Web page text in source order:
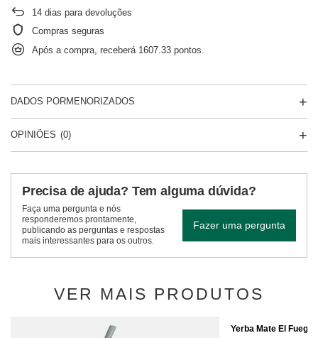
14 dias para devoluções
Compras seguras
Após a compra, receberá 1607.33 pontos.
DADOS PORMENORIZADOS
OPINIÕES (0)
Precisa de ajuda? Tem alguma dúvida?
Faça uma pergunta e nós
responderemos prontamente,
publicando as perguntas e respostas
mais interessantes para os outros.
Fazer uma pergunta
VER MAIS PRODUTOS
Yerba Mate El